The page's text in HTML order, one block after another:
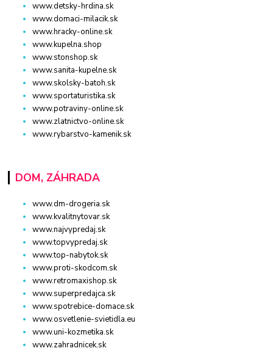
www.detsky-hrdina.sk
www.domaci-milacik.sk
www.hracky-online.sk
www.kupelna.shop
www.stonshop.sk
www.sanita-kupelne.sk
www.skolsky-batoh.sk
www.sportaturistika.sk
www.potraviny-online.sk
www.zlatnictvo-online.sk
www.rybarstvo-kamenik.sk
DOM, ZÁHRADA
www.dm-drogeria.sk
www.kvalitnytovar.sk
www.najvypredaj.sk
www.topvypredaj.sk
www.top-nabytok.sk
www.proti-skodcom.sk
www.retromaxishop.sk
www.superpredajca.sk
www.spotrebice-domace.sk
www.osvetlenie-svietidla.eu
www.uni-kozmetika.sk
www.zahradnicek.sk